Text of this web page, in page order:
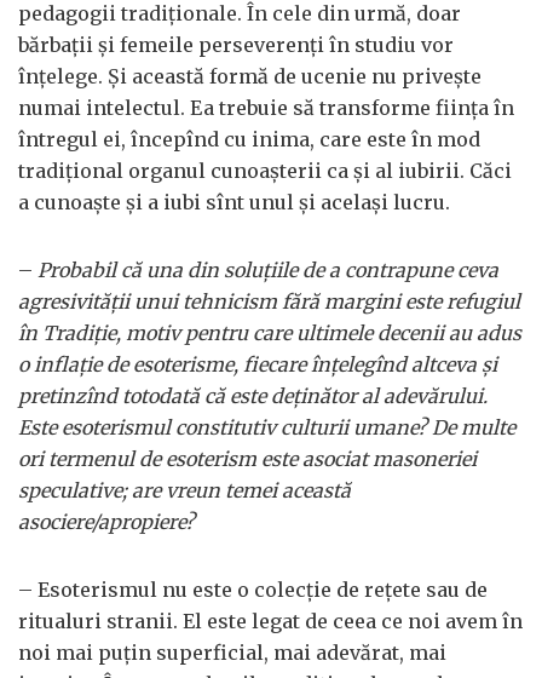
pedagogii tradiţionale. În cele din urmă, doar
bărbaţii şi femeile perseverenţi în studiu vor
înţelege. Şi această formă de ucenie nu priveşte
numai intelectul. Ea trebuie să transforme fiinţa în
întregul ei, începînd cu inima, care este în mod
tradiţional organul cunoaşterii ca şi al iubirii. Căci
a cunoaşte şi a iubi sînt unul şi acelaşi lucru.
– Probabil că una din soluţiile de a contrapune ceva
agresivităţii unui tehnicism fără margini este refugiul
în Tradiţie, motiv pentru care ultimele decenii au adus
o inflaţie de esoterisme, fiecare înţelegînd altceva şi
pretinzînd totodată că este deţinător al adevărului.
Este esoterismul constitutiv culturii umane? De multe
ori termenul de esoterism este asociat masoneriei
speculative; are vreun temei această
asociere/apropiere?
– Esoterismul nu este o colecţie de reţete sau de
ritualuri stranii. El este legat de ceea ce noi avem în
noi mai puţin superficial, mai adevărat, mai